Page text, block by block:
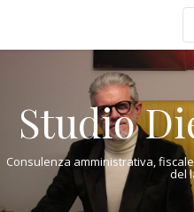
Studio
Consulenza amministrativa,
del